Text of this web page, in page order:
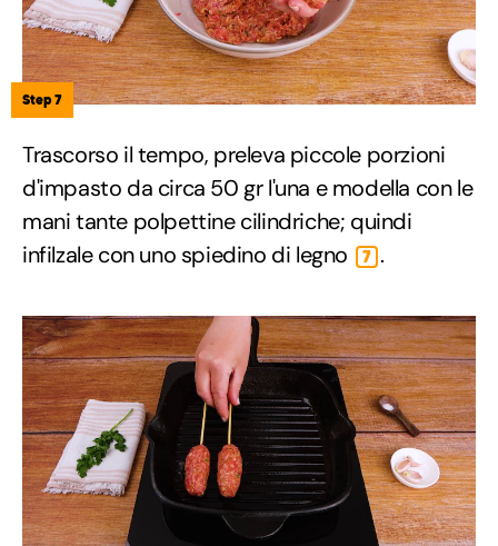
Step 7
Trascorso il tempo, preleva piccole porzioni
d'impasto da circa 50 gr l'una e modella con le
mani tante polpettine cilindriche; quindi
infilzale con uno spiedino di legno
7 .